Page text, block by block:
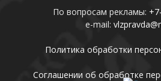
По вопросам рекламы:
e-mail:
Политика обработки
Соглашении об обработке